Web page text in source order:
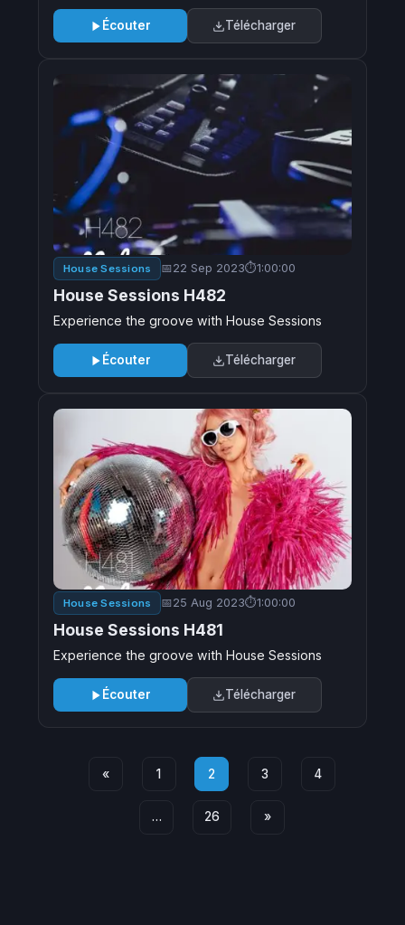
Écouter Télécharger
House Sessions 22 Sep 2023 1:00:00
House Sessions H482
Experience the groove with House Sessions
Écouter Télécharger
House Sessions 25 Aug 2023 1:00:00
House Sessions H481
Experience the groove with House Sessions
Écouter Télécharger
« 1 2 3 4
… 26 »